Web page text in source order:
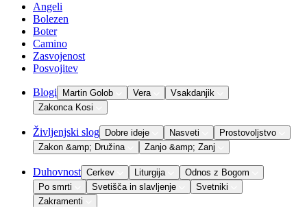
Angeli
Bolezen
Boter
Camino
Zasvojenost
Posvojitev
Blogi Martin Golob Vera
Vsakdanjik
Zakonca Kosi
Življenjski slog Dobre ideje Nasveti
Prostovoljstvo
Zakon &amp; Družina
Zanjo &amp; Zanj
Duhovnost Cerkev Liturgija
Odnos z Bogom
Po smrti
Svetišča in slavljenje
Svetniki
Zakramenti